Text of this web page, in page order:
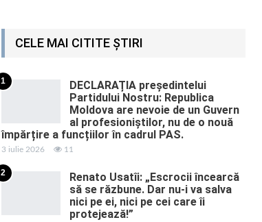
CELE MAI CITITE ȘTIRI
1
DECLARAȚIA președintelui
Partidului Nostru: Republica
Moldova are nevoie de un Guvern
al profesioniștilor, nu de o nouă
împărțire a funcțiilor în cadrul PAS.
3 iulie 2026 11
2
Renato Usatîi: „Escrocii încearcă
să se răzbune. Dar nu-i va salva
nici pe ei, nici pe cei care îi
protejează!”